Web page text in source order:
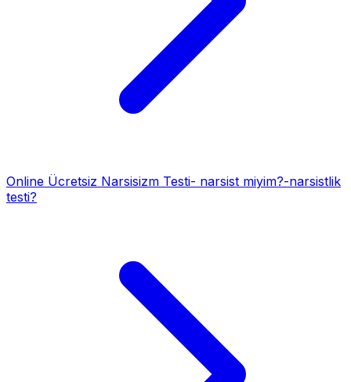
Online Ücretsiz Narsisizm Testi- narsist miyim?-narsistlik
testi?